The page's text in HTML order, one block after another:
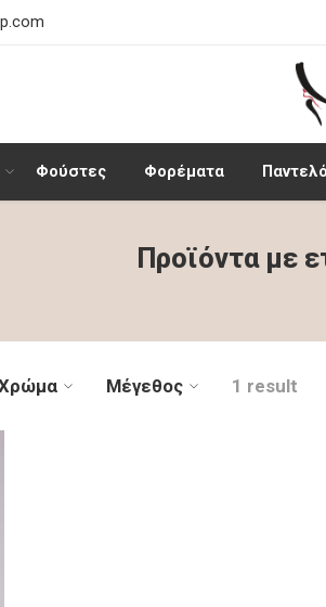
Φούστες Φορέματα
Προϊόντα με
Μέγεθος 1 result